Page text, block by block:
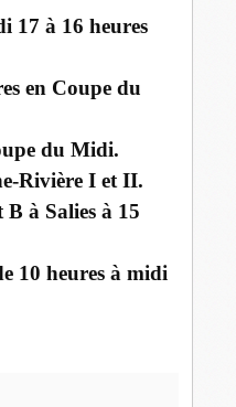
17 à 16 heures
en Coupe du
du Midi.
Rivière I et II.
à Salies à 15
10 heures à midi